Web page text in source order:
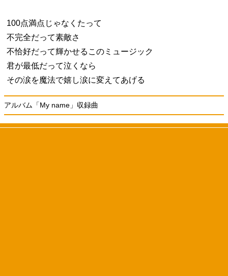
100点満点じゃなくたって
不完全だって素敵さ
不恰好だって輝かせるこのミュージック
君が最低だって泣くなら
その涙を魔法で嬉し涙に変えてあげる
アルバム「My name」収録曲